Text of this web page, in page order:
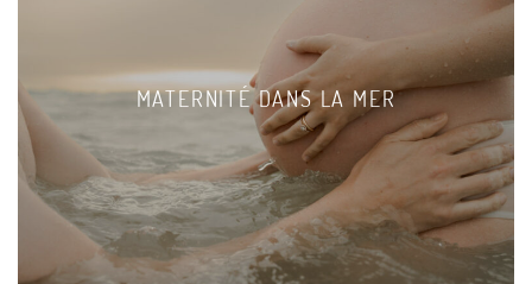
MATERNITÉ DANS LA MER